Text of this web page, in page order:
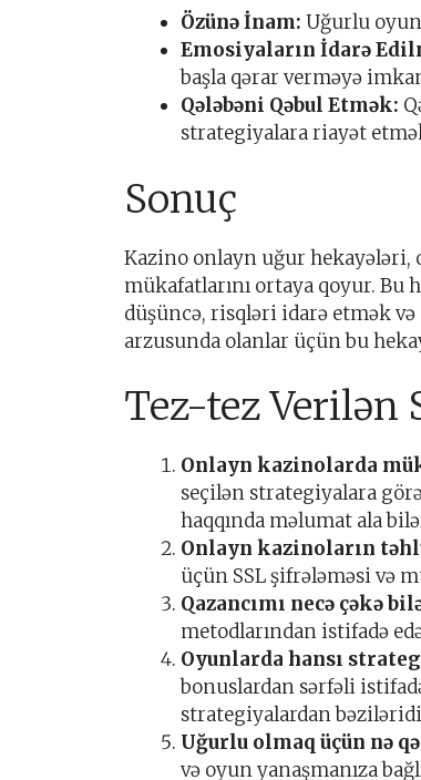
Özünə İnam: Uğurlu
Emosiyaların İdarə
başla qərar verməyə
Qələbəni Qəbul Etmək:
strategiyalara riayət
Sonuç
Kazino onlayn uğur hekayələri,
mükafatlarını ortaya qoyur. Bu
düşüncə, risqləri idarə etmək
arzusunda olanlar üçün bu
Tez-tez Verilən
Onlayn kazinolarda
seçilən strategiyalara
haqqında məlumat ala
Onlayn kazinoların
üçün SSL şifrələməsi və
Qazancımı necə çəkə
metodlarından istifadə
Oyunlarda hansı
bonuslardan sərfəli
strategiyalardan
Uğurlu olmaq üçün nə
və oyun yanaşmanıza